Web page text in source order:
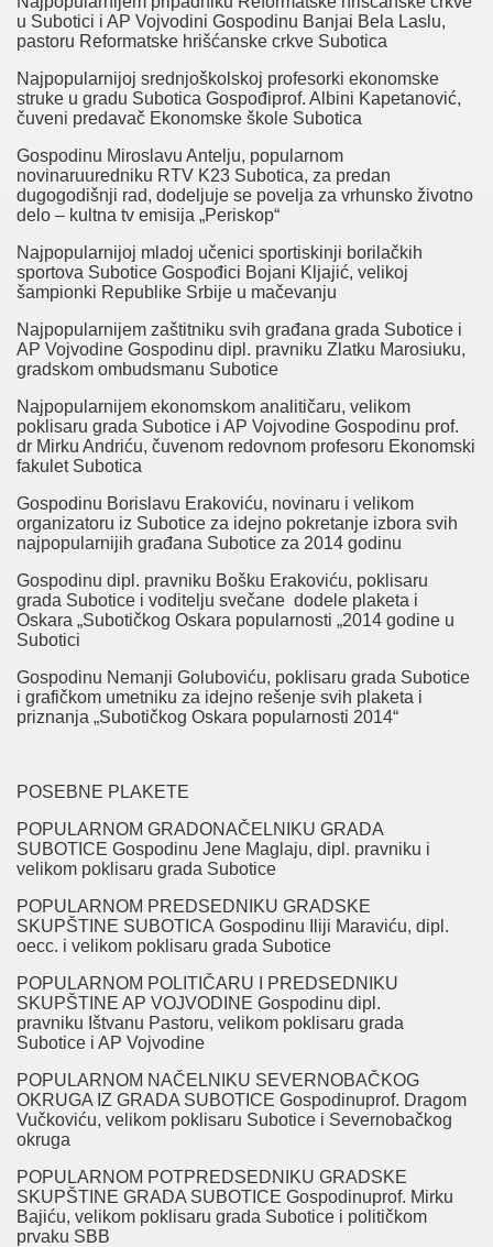
u Subotici i AP Vojvodini Gospodinu Banjai Bela Laslu,
pastoru Reformatske hrišćanske crkve Subotica
Najpopularnijoj srednjoškolskoj profesorki ekonomske
struke u gradu Subotica Gospođiprof. Albini Kapetanović,
čuveni predavač Ekonomske škole Subotica
Gospodinu Miroslavu Antelju, popularnom
novinaruuredniku RTV K23 Subotica, za predan
dugogodišnji rad, dodeljuje se povelja za vrhunsko životno
delo – kultna tv emisija „Periskop“
Najpopularnijoj mladoj učenici sportiskinji borilačkih
sportova Subotice Gospođici Bojani Kljajić, velikoj
šampionki Republike Srbije u mačevanju
Najpopularnijem zaštitniku svih građana grada Subotice i
AP Vojvodine Gospodinu dipl. pravniku Zlatku Marosiuku,
gradskom ombudsmanu Subotice
Najpopularnijem ekonomskom analitičaru, velikom
poklisaru grada Subotice i AP Vojvodine Gospodinu prof.
dr Mirku Andriću, čuvenom redovnom profesoru Ekonomski
fakulet Subotica
Gospodinu Borislavu Erakoviću, novinaru i velikom
organizatoru iz Subotice za idejno pokretanje izbora svih
najpopularnijih građana Subotice za 2014 godinu
Gospodinu dipl. pravniku Bošku Erakoviću, poklisaru
grada Subotice i voditelju svečane dodele plaketa i
Oskara „Subotičkog Oskara popularnosti „2014 godine u
Subotici
Gospodinu Nemanji Goluboviću, poklisaru grada Subotice
i grafičkom umetniku za idejno rešenje svih plaketa i
priznanja „Subotičkog Oskara popularnosti 2014“
POSEBNE PLAKETE
POPULARNOM GRADONAČELNIKU GRADA
SUBOTICE Gospodinu Jene Maglaju, dipl. pravniku i
velikom poklisaru grada Subotice
POPULARNOM PREDSEDNIKU GRADSKE
SKUPŠTINE SUBOTICA Gospodinu Iliji Maraviću, dipl.
oecc. i velikom poklisaru grada Subotice
POPULARNOM POLITIČARU I PREDSEDNIKU
SKUPŠTINE AP VOJVODINE Gospodinu dipl.
pravniku Ištvanu Pastoru, velikom poklisaru grada
Subotice i AP Vojvodine
POPULARNOM NAČELNIKU SEVERNOBAČKOG
OKRUGA IZ GRADA SUBOTICE Gospodinuprof. Dragom
Vučkoviću, velikom poklisaru Subotice i Severnobačkog
okruga
POPULARNOM POTPREDSEDNIKU GRADSKE
SKUPŠTINE GRADA SUBOTICE Gospodinuprof. Mirku
Bajiću, velikom poklisaru grada Subotice i političkom
prvaku SBB